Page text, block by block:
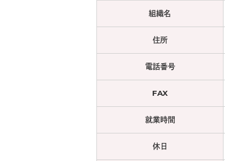
組織名
住所
電話番号
FAX
就業時間
休日